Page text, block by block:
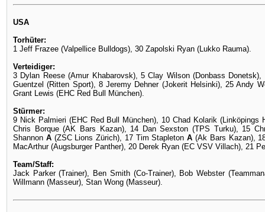
USA
Torhüter:
1 Jeff Frazee (Valpellice Bulldogs), 30 Zapolski Ryan (Lukko Rauma).
Verteidiger:
3 Dylan Reese (Amur Khabarovsk), 5 Clay Wilson (Donbass
Guentzel (Ritten Sport), 8 Jeremy Dehner (Jokerit Helsinki), 25 Andy
Grant Lewis (EHC Red Bull München).
Stürmer:
9 Nick Palmieri (EHC Red Bull München), 10 Chad Kolarik (Linköpings
Chris Borque (AK Bars Kazan), 14 Dan Sexston (TPS Turku), 15
Shannon A(ZSC Lions Zürich), 17 Tim StapletonA (Ak Bars Kazan),
MacArthur (Augsburger Panther), 20 Derek Ryan (EC VSV Villach), 21
Team/Staff:
Jack Parker (Trainer), Ben Smith (Co-Trainer), Bob Webster
Willmann (Masseur), Stan Wong (Masseur).